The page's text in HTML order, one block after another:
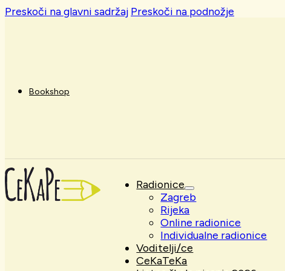
Preskoči na glavni sadržaj Preskoči na podnožje
Bookshop
Radionice
Zagreb
Rijeka
Online radionice
Individualne radionice
Voditelji/ce
CeKaTeKa